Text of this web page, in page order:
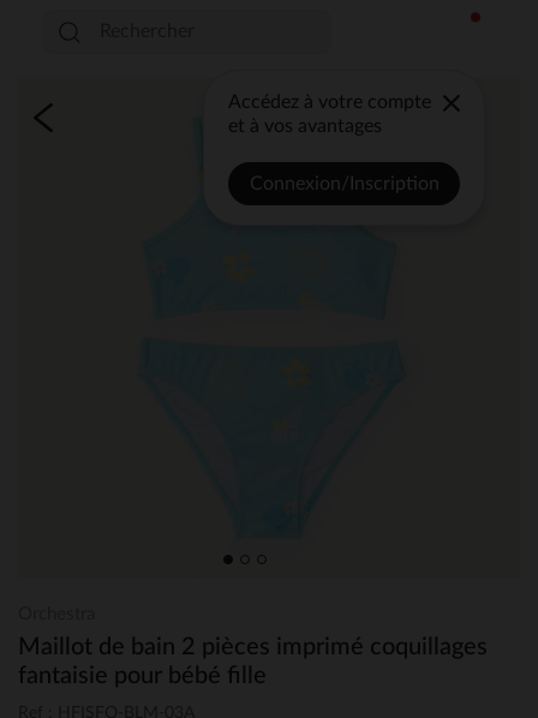
Accédez à votre compte
et à vos avantages
Connexion/Inscription
Maillot de bain 2 pièces imprimé coquillages
fantaisie pour bébé fille